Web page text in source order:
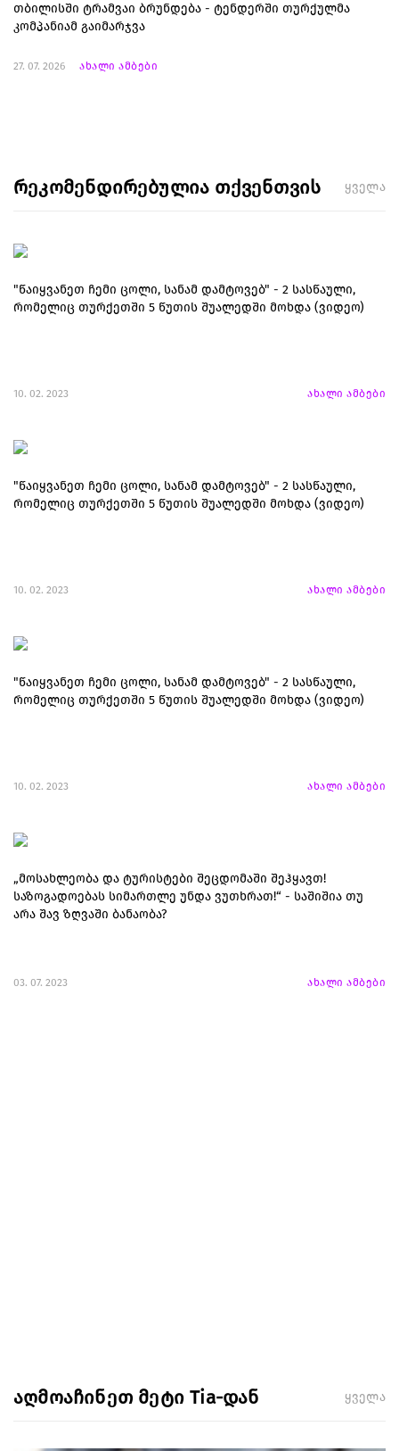
თბილისში ტრამვაი ბრუნდება - ტენდერში თურქულმა
კომპანიამ გაიმარჯვა
27. 07. 2026 ახალი ამბები
რეკომენდირებულია თქვენთვის ყველა
"წაიყვანეთ ჩემი ცოლი, სანამ დამტოვებ" - 2 სასწაული,
რომელიც თურქეთში 5 წუთის შუალედში მოხდა (ვიდეო)
10. 02. 2023 ახალი ამბები
"წაიყვანეთ ჩემი ცოლი, სანამ დამტოვებ" - 2 სასწაული,
რომელიც თურქეთში 5 წუთის შუალედში მოხდა (ვიდეო)
10. 02. 2023 ახალი ამბები
"წაიყვანეთ ჩემი ცოლი, სანამ დამტოვებ" - 2 სასწაული,
რომელიც თურქეთში 5 წუთის შუალედში მოხდა (ვიდეო)
10. 02. 2023 ახალი ამბები
„მოსახლეობა და ტურისტები შეცდომაში შეჰყავთ!
საზოგადოებას სიმართლე უნდა ვუთხრათ!“ - საშიშია თუ
არა შავ ზღვაში ბანაობა?
03. 07. 2023 ახალი ამბები
აღმოაჩინეთ მეტი Tia-დან ყველა